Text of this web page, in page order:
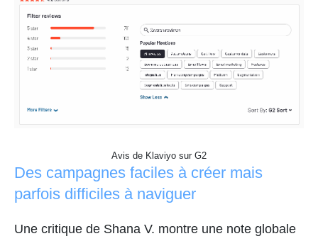
Avis de Klaviyo sur G2
Des campagnes faciles à créer mais
parfois difficiles à naviguer
Une critique de Shana V. montre une note globale